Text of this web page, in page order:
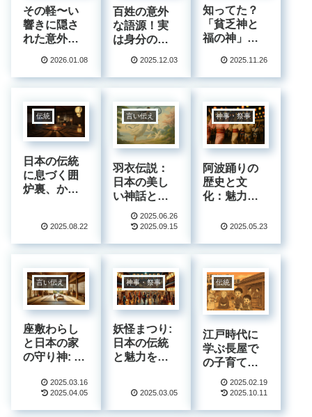
その軽〜い
響きに隠さ
れた意外な
ゃらんぽら
ん」って実
だったの？
2026.01.08
百姓の意外
な語源！実
は身分の低
い人ではな
姓」を持つ
った？
2025.12.03
知ってた？
「貧乏神と
福の神」の
性と日本人
が昔から信
られざる秘
密
2025.11.26
伝統
日本の伝統
に息づく囲
炉裏、かま
2025.08.22
言い伝え
羽衣伝説：
日本の美し
い神話と文
2025.06.26
2025.09.15
神事・祭事
阿波踊りの
歴史と文
化：魅力と
2025.05.23
言い伝え
座敷わらし
と日本の家
の守り神: 伝
魅力 2025.03.16
2025.04.05
神事・祭事
妖怪まつり:
日本の伝統
と魅力を探
りなす不思
議な世界
2025.03.05
伝統
江戸時代に
学ぶ長屋で
の子育ての
知恵
2025.02.19
2025.10.11